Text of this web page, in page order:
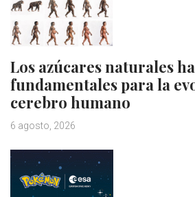
Los azúcares naturales
fundamentales para la
cerebro humano
6 agosto, 2026